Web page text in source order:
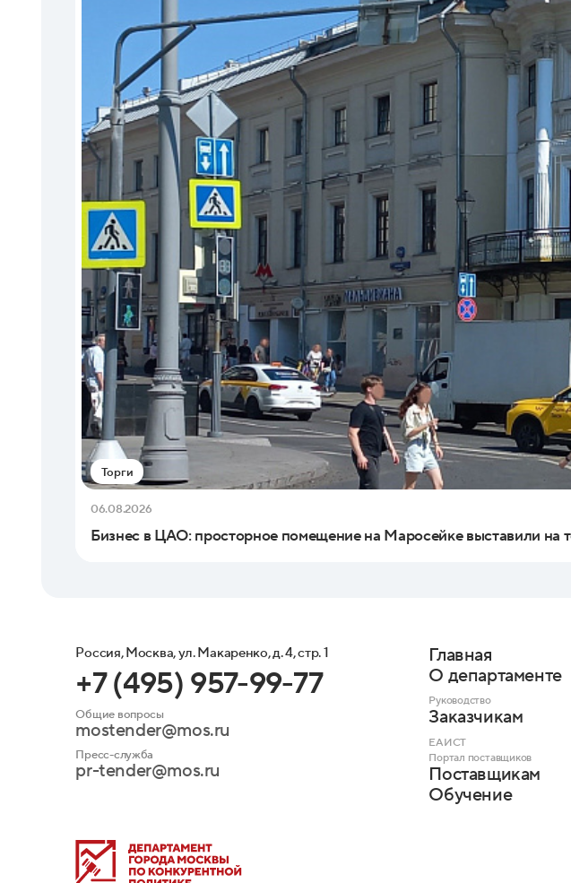
Торги
06.08.2026
Бизнес в ЦАО: просторное помещение на Маросейке выставили на
Россия, Москва, ул. Макаренко, д. 4, стр. 1
+7 (495) 957-99-77
Общие вопросы
mostender@mos.ru
Пресс-служба
pr-tender@mos.ru
Главная
О департаменте
Руководство
Заказчикам
ЕАИСТ
Портал поставщиков
Поставщикам
Обучение